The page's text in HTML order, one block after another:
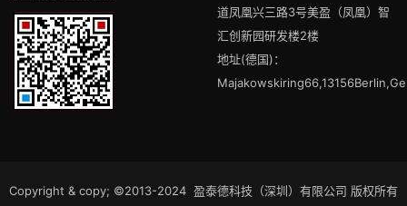
道凤凰兴三路3号美盈（凤凰）智
汇创新园研发楼2楼
地址(德国)：
Copyright & copy; ©2013-2024 盈泰德科技（深圳）有限公司 版权所有